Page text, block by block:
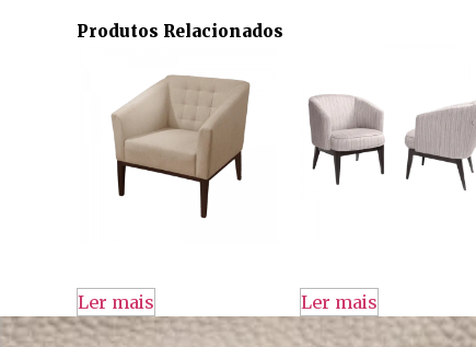
Produtos Relacionados
Ler mais Ler mais